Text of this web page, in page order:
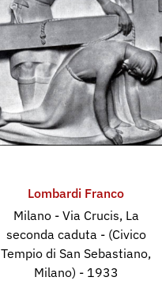
Lombardi Franco
Milano - Via Crucis, La
seconda caduta - (Civico
Tempio di San Sebastiano,
Milano) - 1933